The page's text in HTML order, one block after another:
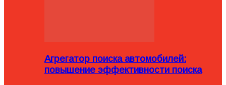
Агрегатор поиска автомобилей:
повышение эффективности поиска